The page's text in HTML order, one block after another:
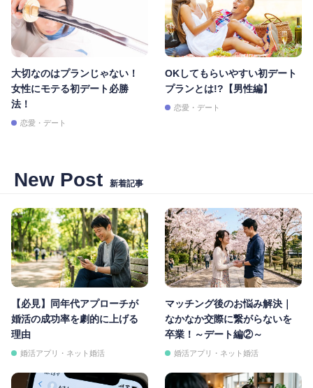
大切なのはプランじゃない！
女性にモテる初デート必勝
法！
恋愛・デート
OKしてもらいやすい初デート
プランとは!?【男性編】
恋愛・デート
New Post 新着記事
【必見】同年代アプローチが
婚活の成功率を劇的に上げる
理由
婚活アプリ・ネット婚活
マッチング後のお悩み解決｜
なかなか交際に繋がらないを
卒業！～デート編②～
婚活アプリ・ネット婚活